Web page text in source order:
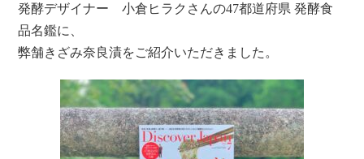
発酵デザイナー 小倉ヒラクさんの47都道府県 発酵食
品名鑑に、
弊舗きざみ奈良漬をご紹介いただきました。